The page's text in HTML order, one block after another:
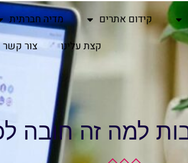
קידום אתרים מדיה חברתית
קצת עלינו
צור קשר